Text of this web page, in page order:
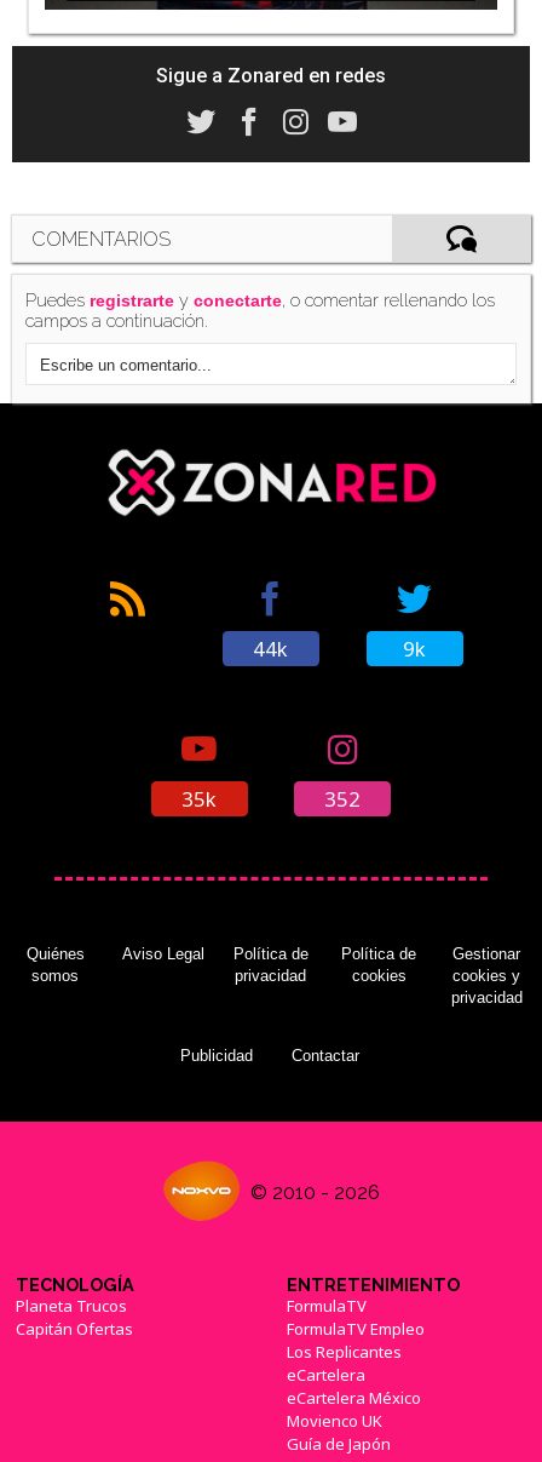
Sigue a Zonared en redes
COMENTARIOS
Puedes registrarte yconectarte, o comentar rellenando los
campos a continuación.
44k 9k
35k 352
Quiénes
somos
Aviso Legal
Política de
privacidad
Política de
cookies
Gestionar
cookies y
privacidad
Publicidad Contactar
© 2010 - 2026
TECNOLOGÍA
Planeta Trucos
Capitán Ofertas
ENTRETENIMIENTO
FormulaTV
FormulaTV Empleo
Los Replicantes
eCartelera
eCartelera México
Movienco UK
Guía de Japón